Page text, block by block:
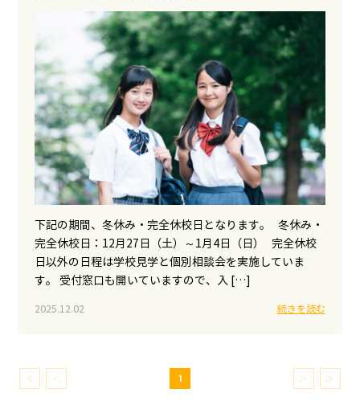
下記の期間、冬休み・完全休校日となります。 冬休み・
完全休校日：12月27日（土）～1月4日（日） 完全休校
日以外の日程は学校見学と個別相談会を実施していま
す。 受付窓口も開いていますので、入 […]
2025.12.02 続きを読む
≪ ＜ 1 ＞ ≫